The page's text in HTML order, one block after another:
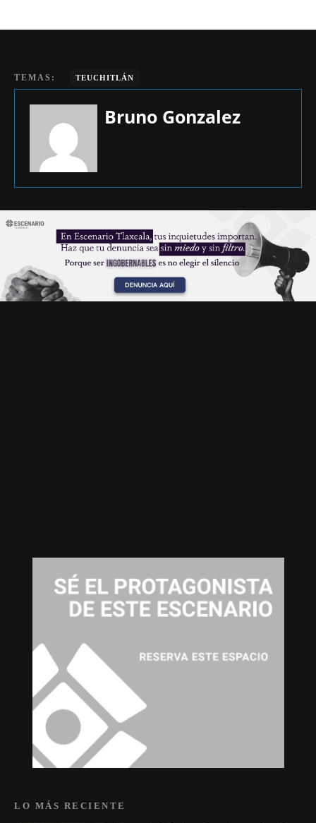
TEMAS: TEUCHITLÁN
Bruno Gonzalez
LO MÁS RECIENTE